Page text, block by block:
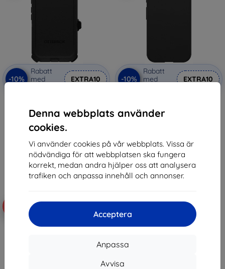
Denna webbplats använder
cookies.
Vi använder cookies på vår webbplats. Vissa är
nödvändiga för att webbplatsen ska fungera
korrekt, medan andra hjälper oss att analysera
trafiken och anpassa innehåll och annonser.
Acceptera
Anpassa
Avvisa
-10%
Rabatt
med
EXTRA10
PIXEL/9/PIXEL 9 PRO - BLACK
(77-95590)
491 kr
Sista varan i lager
-10%
Rabatt
med
EXTRA10
PIXEL 9/PIXEL 9/PRO - BLACK
(77-95609)
I lager > 5 st